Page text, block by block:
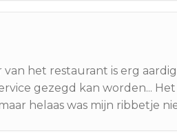
van het restaurant is erg
gezegd kan worden...
helaas was mijn ribbetje